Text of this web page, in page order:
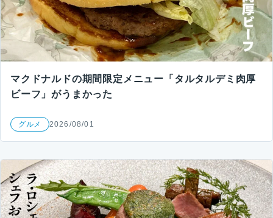
マクドナルドの期間限定メニュー「タルタルデミ肉厚
ビーフ」がうまかった
グルメ 2026/08/01